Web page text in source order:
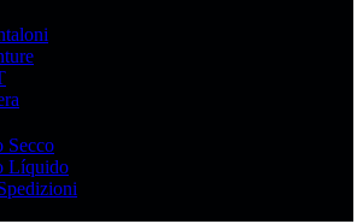
Secco
Líquido